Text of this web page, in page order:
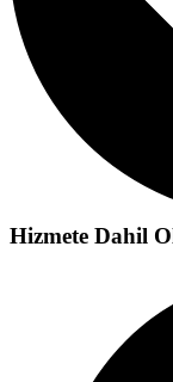
Hizmete Dahil